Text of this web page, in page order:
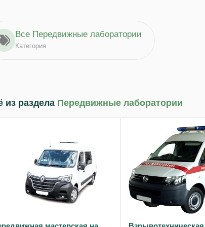
Все Передвижные лаборатории
Категория
из раздела Передвижные лаборатории